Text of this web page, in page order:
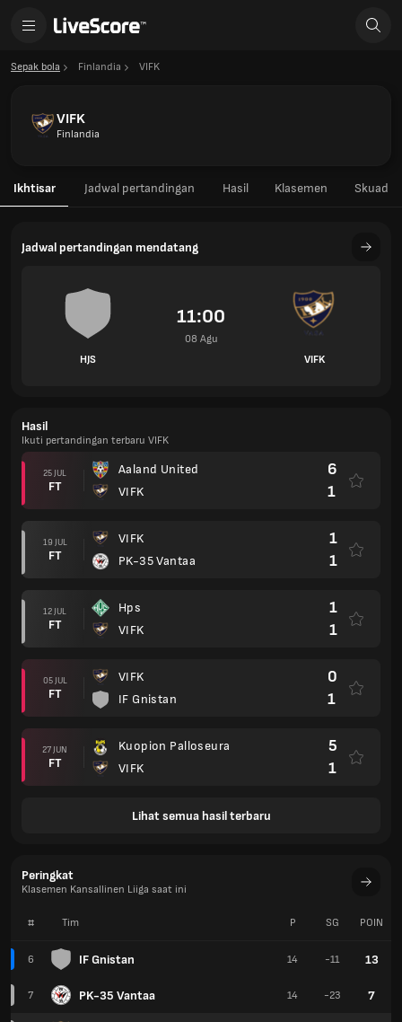
Sepak bola Finlandia VIFK
VIFK
Finlandia
Ikhtisar Jadwal pertandingan Hasil Klasemen Skuad
Jadwal pertandingan mendatang
HJS
11:00
08 Agu
VIFK
Hasil
Ikuti pertandingan terbaru VIFK
25 JUL
FT
Aaland United
VIFK
6
1
19 JUL
FT
VIFK
PK-35 Vantaa
1
1
12 JUL
FT
Hps
VIFK
1
1
05 JUL
FT
VIFK
IF Gnistan
0
1
27 JUN
FT
Kuopion Palloseura
VIFK
5
1
Lihat semua hasil terbaru
Peringkat
Klasemen Kansallinen Liiga saat ini
# Tim
6 IF Gnistan
7 PK-35 Vantaa
P SG POIN
14 -11 13
14 -23 7